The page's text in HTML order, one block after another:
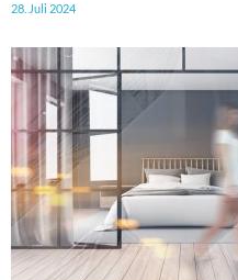
28. Juli 2024